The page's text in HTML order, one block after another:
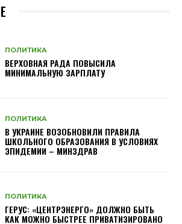
ПОЛИТИКА
ВЕРХОВНАЯ РАДА ПОВЫСИЛА
МИНИМАЛЬНУЮ ЗАРПЛАТУ
ПОЛИТИКА
В УКРАИНЕ ВОЗОБНОВИЛИ ПРАВИЛА
ШКОЛЬНОГО ОБРАЗОВАНИЯ В УСЛОВИЯХ
ЭПИДЕМИИ – МИНЗДРАВ
ПОЛИТИКА
ГЕРУС: «ЦЕНТРЭНЕРГО» ДОЛЖНО БЫТЬ
КАК МОЖНО БЫСТРЕЕ ПРИВАТИЗИРОВАНО